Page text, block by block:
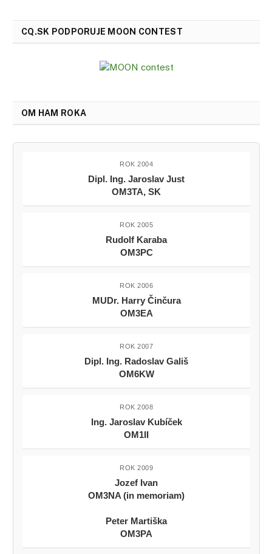
CQ.SK PODPORUJE MOON CONTEST
OM HAM ROKA
ROK 2004
Dipl. Ing. Jaroslav Just
OM3TA, SK
ROK 2005
Rudolf Karaba
OM3PC
ROK 2006
MUDr. Harry Činčura
OM3EA
ROK 2007
Dipl. Ing. Radoslav Gališ
OM6KW
ROK 2008
Ing. Jaroslav Kubíček
OM1II
ROK 2009
Jozef Ivan
OM3NA (in memoriam)
Peter Martiška
OM3PA